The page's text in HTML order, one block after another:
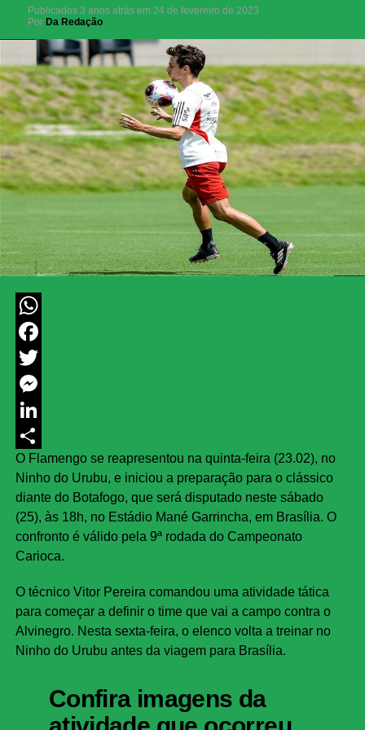
Publicados 3 anos atrás em 24 de fevereiro de 2023
Por Da Redação
WhatsApp
Facebook
Twitter
Messenger
LinkedIn
Share
O Flamengo se reapresentou na quinta-feira (23.02), no
Ninho do Urubu, e iniciou a preparação para o clássico
diante do Botafogo, que será disputado neste sábado
(25), às 18h, no Estádio Mané Garrincha, em Brasília. O
confronto é válido pela 9ª rodada do Campeonato
Carioca.
O técnico Vitor Pereira comandou uma atividade tática
para começar a definir o time que vai a campo contra o
Alvinegro. Nesta sexta-feira, o elenco volta a treinar no
Ninho do Urubu antes da viagem para Brasília.
Confira imagens da